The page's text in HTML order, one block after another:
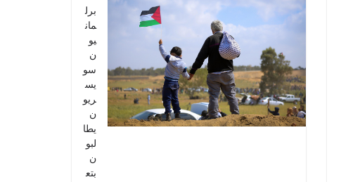
برل
مان
يو
ن
سو
يس
ريو
ن
يطا
لبو
ن
بتع